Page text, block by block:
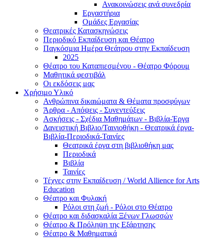
Ανακοινώσεις ανά συνεδρία
Εργαστήρια
Ομάδες Εργασίας
Θεατρικές Κατασκηνώσεις
Περιοδικό Εκπαίδευση και Θέατρο
Παγκόσμια Ημέρα Θεάτρου στην Εκπαίδευση
2025
Θέατρο του Καταπιεσμένου - Θέατρο Φόρουμ
Μαθητικά φεστιβάλ
Οι εκδόσεις μας
Χρήσιμο Υλικό
Ανθρώπινα δικαιώματα & Θέματα προσφύγων
Άρθρα - Απόψεις - Συνεντεύξεις
Ασκήσεις - Σχέδια Μαθημάτων - Βιβλία-Έργα
Δανειστική Βιβλιο/Ταινιοθήκη - Θεατρικά έργα-
Βιβλία-Περιοδικά-Ταινίες
Θεατρικά έργα στη βιβλιοθήκη μας
Περιοδικά
Βιβλία
Ταινίες
Τέχνες στην Εκπαίδευση / World Allience for Arts
Education
Θέατρο και Φυλακή
Ρόλοι στη ζωή - Ρόλοι στο Θέατρο
Θέατρο και διδασκαλία Ξένων Γλωσσών
Θέατρο & Πρόληψη της Εξάρτησης
Θέατρο & Μαθηματικά